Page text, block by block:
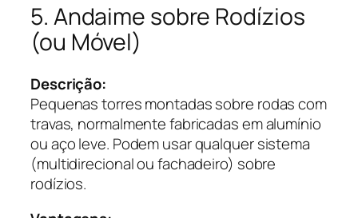
5. Andaime sobre Rodízios
(ou Móvel)
Descrição:
Pequenas torres montadas sobre rodas com
travas, normalmente fabricadas em alumínio
ou aço leve. Podem usar qualquer sistema
(multidirecional ou fachadeiro) sobre
rodízios.